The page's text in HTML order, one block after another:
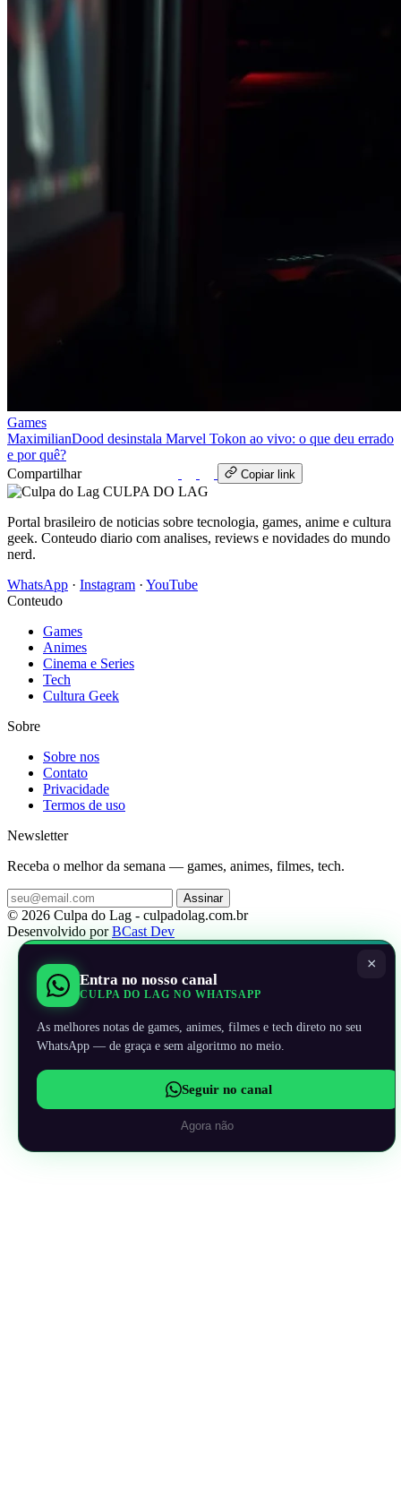
Games
MaximilianDood desinstala Marvel Tokon ao vivo: o que deu errado
e por quê?
Compartilhar
Copiar link
CULPA DO LAG
Portal brasileiro de noticias sobre tecnologia, games, anime e cultura
geek. Conteudo diario com analises, reviews e novidades do mundo
nerd.
WhatsApp · Instagram · YouTube
Conteudo
Games
Animes
Cinema e Series
Tech
Cultura Geek
Sobre
Sobre nos
Contato
Privacidade
Termos de uso
Newsletter
Receba o melhor da semana — games, animes, filmes, tech.
Assinar
© 2026 Culpa do Lag - culpadolag.com.br
Desenvolvido porBCast Dev
×
Entra no nosso canal
CULPA DO LAG NO WHATSAPP
As melhores notas de games, animes, filmes e tech direto no seu
WhatsApp — de graça e sem algoritmo no meio.
Seguir no canal
Agora não